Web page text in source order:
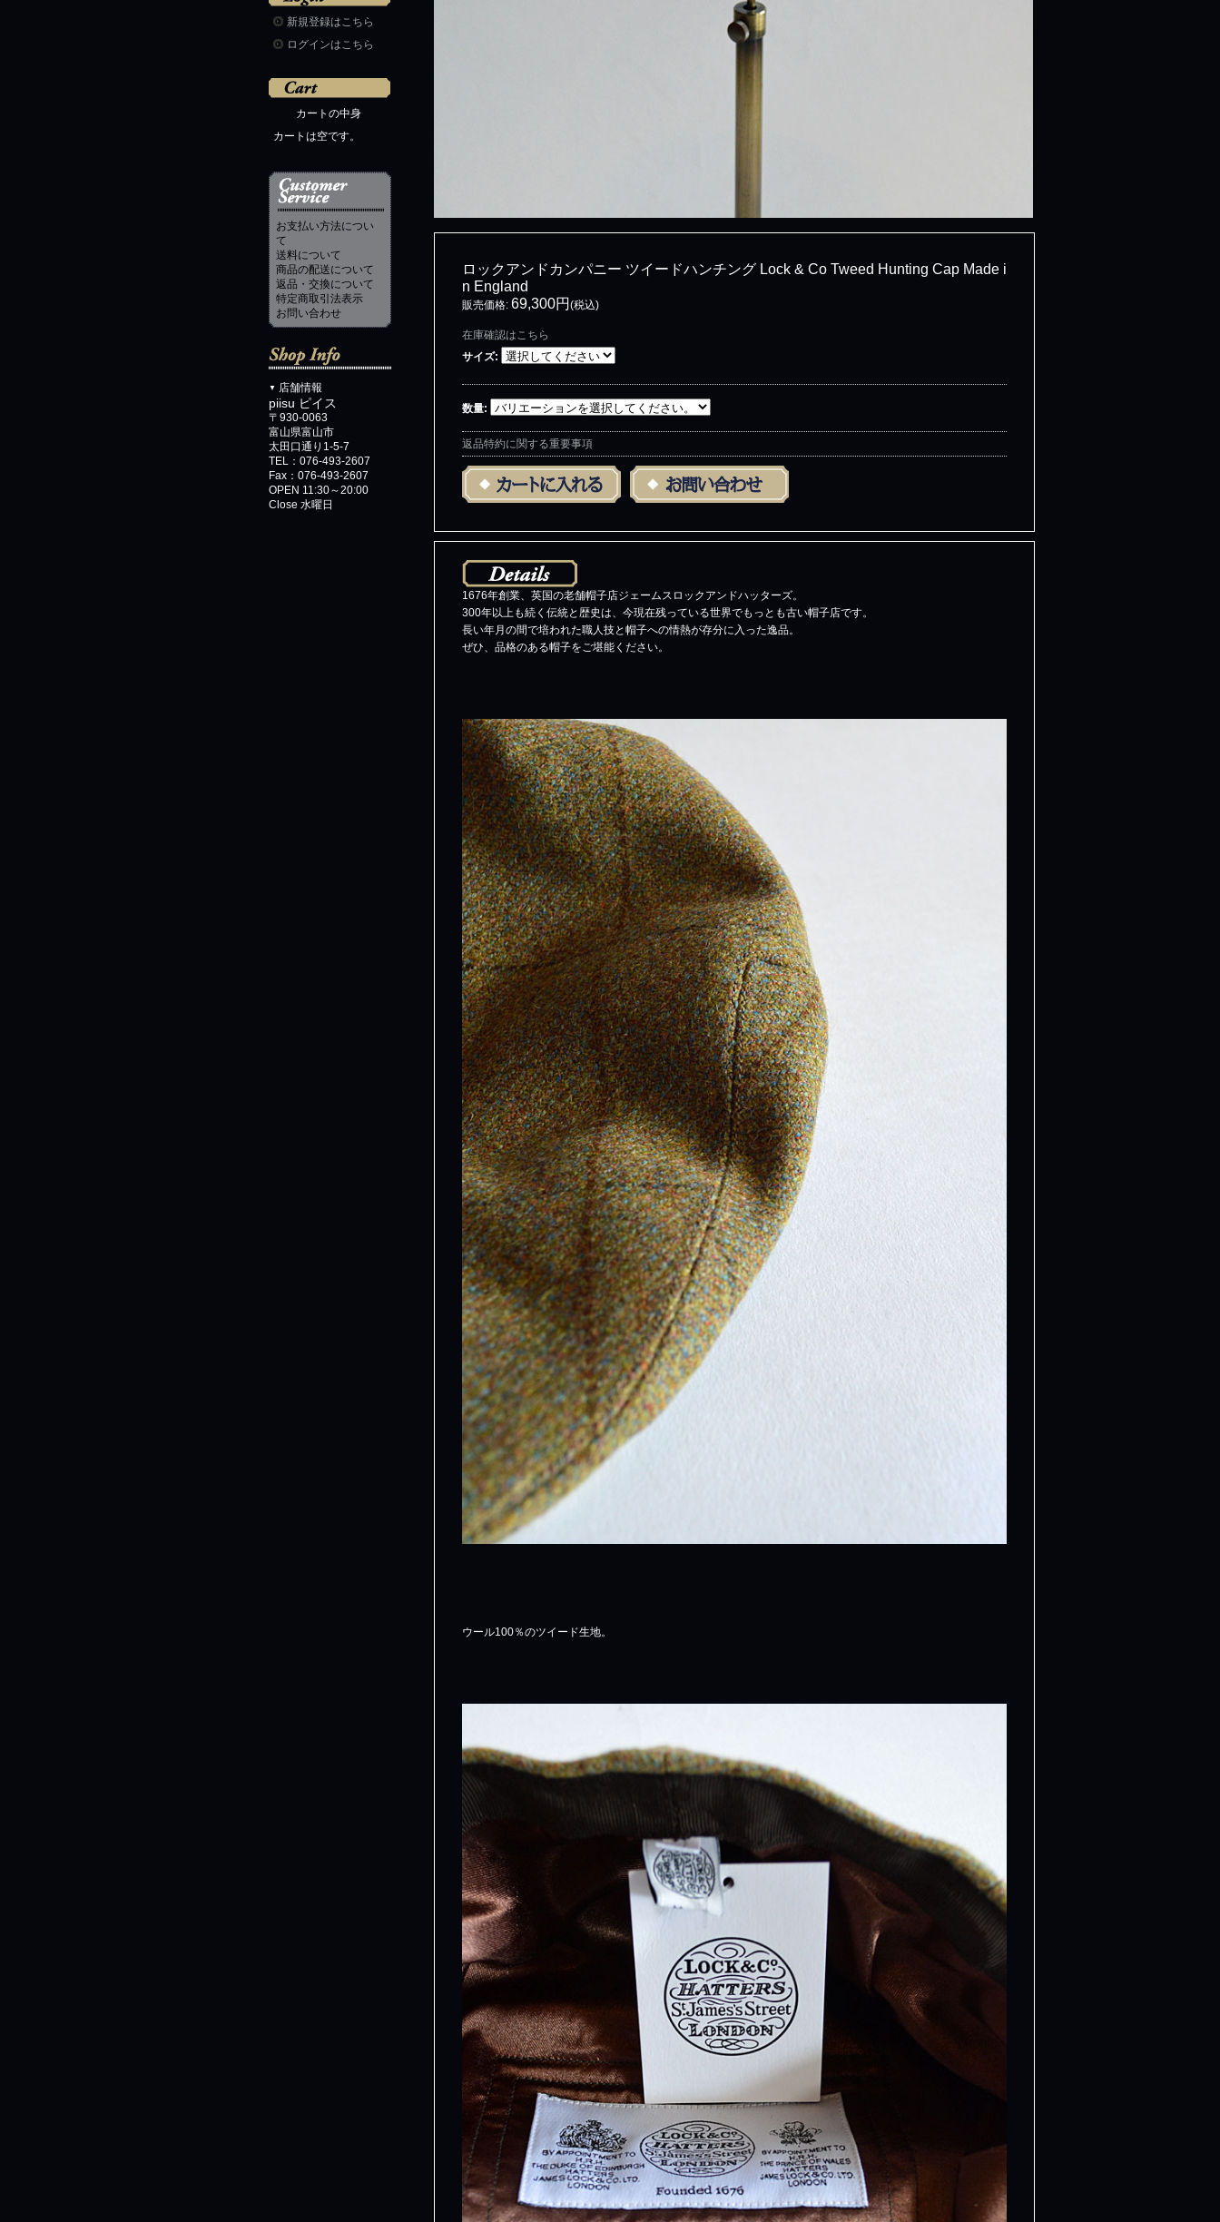
新規登録はこちら
ログインはこちら
カートの中身
カートは空です。
お支払い方法につい
て
送料について
商品の配送について
返品・交換について
特定商取引法表示
お問い合わせ
▼ 店舗情報
piisu ピイス
〒930-0063
富山県富山市
太田口通り1-5-7
TEL：076-493-2607
Fax：076-493-2607
OPEN 11:30～20:00
Close 水曜日
ロックアンドカンパニー ツイードハンチング Lock & Co Tweed Hunting Cap Made i
n England
販売価格: 69,300円 (税込)
在庫確認はこちら
サイズ:
数量:
返品特約に関する重要事項
1676年創業、英国の老舗帽子店ジェームスロックアンドハッターズ。
300年以上も続く伝統と歴史は、今現在残っている世界でもっとも古い帽子店です。
長い年月の間で培われた職人技と帽子への情熱が存分に入った逸品。
ぜひ、品格のある帽子をご堪能ください。
ウール100％のツイード生地。